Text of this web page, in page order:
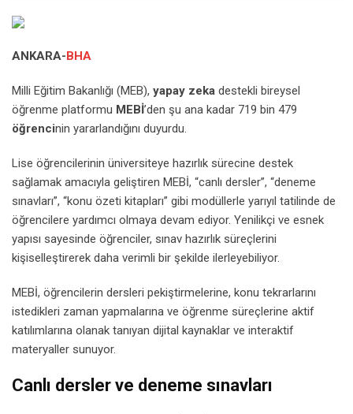
ANKARA-BHA
Milli Eğitim Bakanlığı (MEB), yapay zeka destekli bireysel
öğrenme platformu MEBİ’den şu ana kadar 719 bin 479
öğrencinin yararlandığını duyurdu.
Lise öğrencilerinin üniversiteye hazırlık sürecine destek
sağlamak amacıyla geliştiren MEBİ, “canlı dersler”, “deneme
sınavları”, “konu özeti kitapları” gibi modüllerle yarıyıl tatilinde de
öğrencilere yardımcı olmaya devam ediyor. Yenilikçi ve esnek
yapısı sayesinde öğrenciler, sınav hazırlık süreçlerini
kişiselleştirerek daha verimli bir şekilde ilerleyebiliyor.
MEBİ, öğrencilerin dersleri pekiştirmelerine, konu tekrarlarını
istedikleri zaman yapmalarına ve öğrenme süreçlerine aktif
katılımlarına olanak tanıyan dijital kaynaklar ve interaktif
materyaller sunuyor.
Canlı dersler ve deneme sınavları